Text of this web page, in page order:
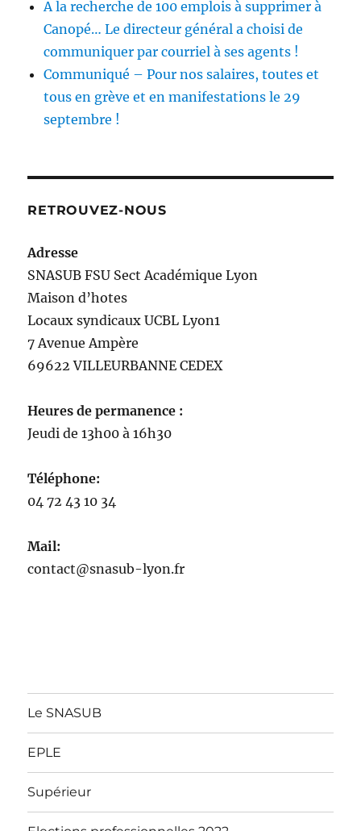
A la recherche de 100 emplois à supprimer à
Canopé… Le directeur général a choisi de
communiquer par courriel à ses agents !
Communiqué – Pour nos salaires, toutes et
tous en grève et en manifestations le 29
septembre !
RETROUVEZ-NOUS
Adresse
SNASUB FSU Sect Académique Lyon
Maison d’hotes
Locaux syndicaux UCBL Lyon1
7 Avenue Ampère
69622 VILLEURBANNE CEDEX
Heures de permanence :
Jeudi de 13h00 à 16h30
Téléphone:
04 72 43 10 34
Mail:
contact@snasub-lyon.fr
Le SNASUB
EPLE
Supérieur